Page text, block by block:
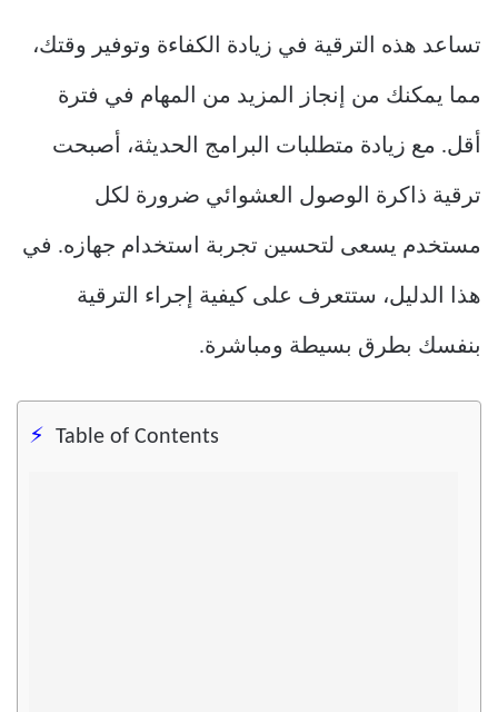
تساعد هذه الترقية في زيادة الكفاءة وتوفير وقتك،
مما يمكنك من إنجاز المزيد من المهام في فترة
أقل. مع زيادة متطلبات البرامج الحديثة، أصبحت
ترقية ذاكرة الوصول العشوائي ضرورة لكل
مستخدم يسعى لتحسين تجربة استخدام جهازه. في
هذا الدليل، ستتعرف على كيفية إجراء الترقية
بنفسك بطرق بسيطة ومباشرة.
Table of Contents